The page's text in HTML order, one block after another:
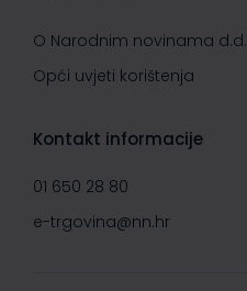
O Narodnim novinama d.d.
Opći uvjeti korištenja
Kontakt informacije
01 650 28 80
e-trgovina@nn.hr